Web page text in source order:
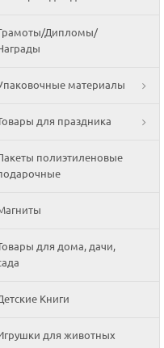
Дипломы/
материалы
для праздника
полиэтиленовые
для дома, дачи,
Книги
для животных